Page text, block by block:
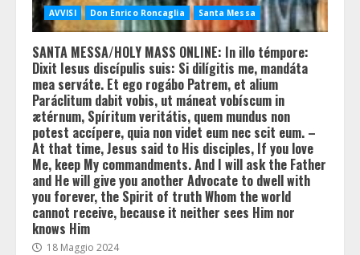
AVVISI Don Enrico Roncaglia Santa Messa
SANTA MESSA/HOLY MASS ONLINE: In illo témpore:
Dixit Iesus discípulis suis: Si dilígitis me, mandáta
mea serváte. Et ego rogábo Patrem, et alium
Paráclitum dabit vobis, ut máneat vobíscum in
ætérnum, Spíritum veritátis, quem mundus non
potest accípere, quia non videt eum nec scit eum. –
At that time, Jesus said to His disciples, If you love
Me, keep My commandments. And I will ask the Father
and He will give you another Advocate to dwell with
you forever, the Spirit of truth Whom the world
cannot receive, because it neither sees Him nor
knows Him
18 Maggio 2024